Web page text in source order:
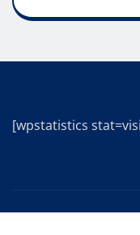
[wpstatistics